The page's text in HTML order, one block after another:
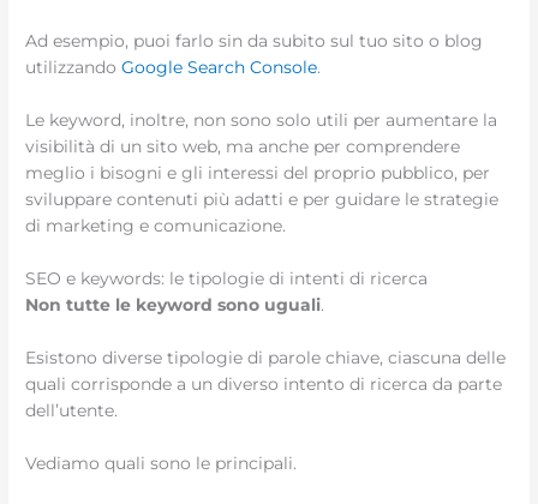
Ad esempio, puoi farlo sin da subito sul tuo sito o blog
utilizzandoGoogle Search Console.
Le keyword, inoltre, non sono solo utili per aumentare la
visibilità di un sito web, ma anche per comprendere
meglio i bisogni e gli interessi del proprio pubblico, per
sviluppare contenuti più adatti e per guidare le strategie
di marketing e comunicazione.
SEO e keywords: le tipologie di intenti di ricerca
Non tutte le keyword sono uguali.
Esistono diverse tipologie di parole chiave, ciascuna delle
quali corrisponde a un diverso intento di ricerca da parte
dell’utente.
Vediamo quali sono le principali.